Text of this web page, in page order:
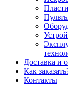
Доставка и
Как
Контакты